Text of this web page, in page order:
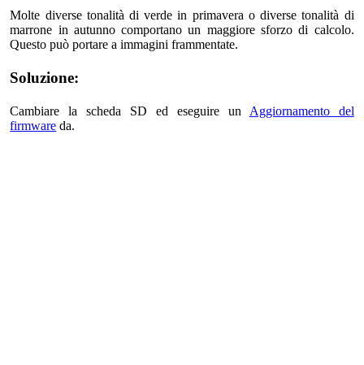
Molte diverse tonalità di verde in primavera o diverse tonalità di
marrone in autunno comportano un maggiore sforzo di calcolo.
Questo può portare a immagini frammentate.
Soluzione:
Cambiare la scheda SD ed eseguire un Aggiornamento del
firmware da.